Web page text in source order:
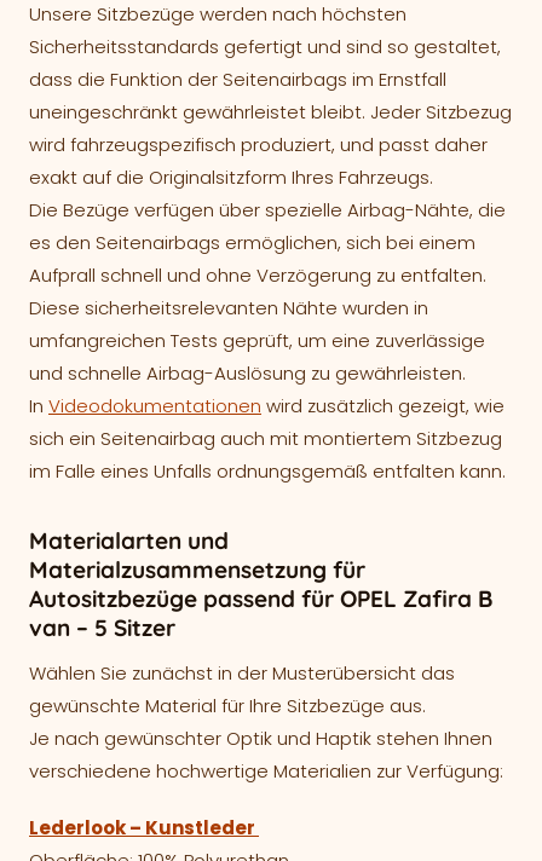
Unsere Sitzbezüge werden nach höchsten
Sicherheitsstandards gefertigt und sind so gestaltet,
dass die Funktion der Seitenairbags im Ernstfall
uneingeschränkt gewährleistet bleibt. Jeder Sitzbezug
wird fahrzeugspezifisch produziert, und passt daher
exakt auf die Originalsitzform Ihres Fahrzeugs.
Die Bezüge verfügen über spezielle Airbag-Nähte, die
es den Seitenairbags ermöglichen, sich bei einem
Aufprall schnell und ohne Verzögerung zu entfalten.
Diese sicherheitsrelevanten Nähte wurden in
umfangreichen Tests geprüft, um eine zuverlässige
und schnelle Airbag-Auslösung zu gewährleisten.
In Videodokumentationen wird zusätzlich gezeigt, wie
sich ein Seitenairbag auch mit montiertem Sitzbezug
im Falle eines Unfalls ordnungsgemäß entfalten kann.
Materialarten und
Materialzusammensetzung für
Autositzbezüge passend für OPEL Zafira B
van – 5 Sitzer
Wählen Sie zunächst in der Musterübersicht das
gewünschte Material für Ihre Sitzbezüge aus.
Je nach gewünschter Optik und Haptik stehen Ihnen
verschiedene hochwertige Materialien zur Verfügung:
Lederlook – Kunstleder